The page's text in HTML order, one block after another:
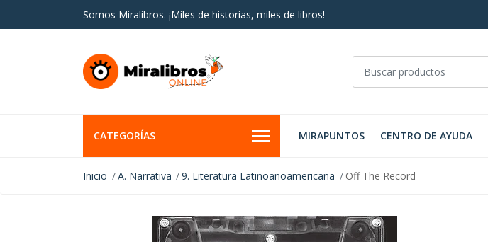
Somos Miralibros. ¡Miles de historias, miles de libros!
CATEGORÍAS MIRAPUNTOS CENTRO DE AYUDA
Inicio A. Narrativa 9. Literatura Latinoanoamericana Off The Record